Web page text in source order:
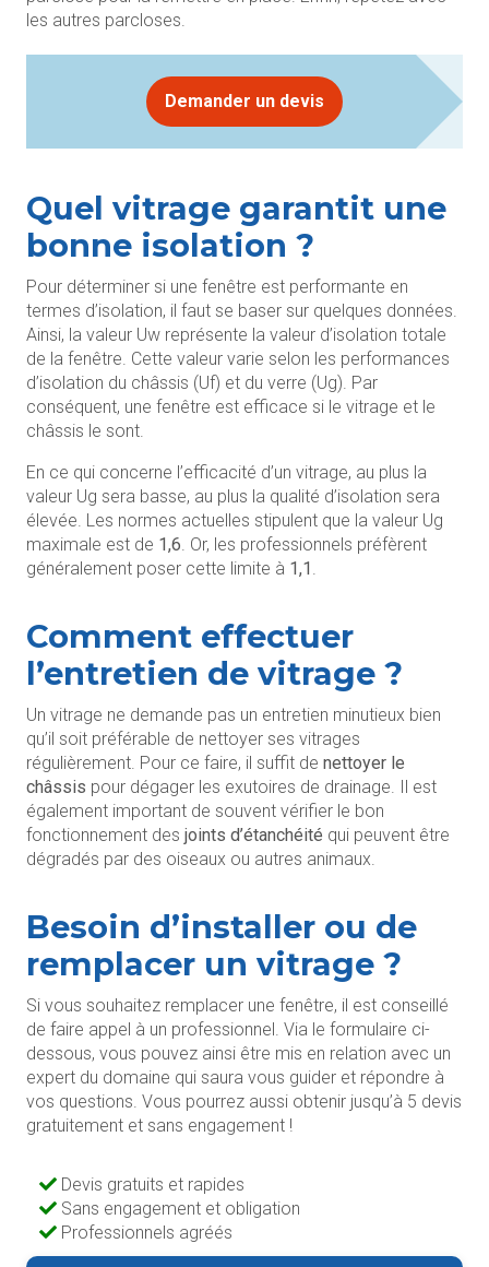
les autres parcloses.
Demander un devis
Quel vitrage garantit une
bonne isolation ?
Pour déterminer si une fenêtre est performante en
termes d’isolation, il faut se baser sur quelques données.
Ainsi, la valeur Uw représente la valeur d’isolation totale
de la fenêtre. Cette valeur varie selon les performances
d’isolation du châssis (Uf) et du verre (Ug). Par
conséquent, une fenêtre est efficace si le vitrage et le
châssis le sont.
En ce qui concerne l’efficacité d’un vitrage, au plus la
valeur Ug sera basse, au plus la qualité d’isolation sera
élevée. Les normes actuelles stipulent que la valeur Ug
maximale est de 1,6 . Or, les professionnels préfèrent
généralement poser cette limite à 1,1
Comment effectuer
l’entretien de vitrage ?
Un vitrage ne demande pas un entretien minutieux bien
qu’il soit préférable de nettoyer ses vitrages
régulièrement. Pour ce faire, il suffit de nettoyer le
châssis pour dégager les exutoires de drainage. Il est
également important de souvent vérifier le bon
fonctionnement des joints d’étanchéité qui peuvent être
dégradés par des oiseaux ou autres animaux.
Besoin d’installer ou de
remplacer un vitrage ?
Si vous souhaitez remplacer une fenêtre, il est conseillé
de faire appel à un professionnel. Via le formulaire ci-
dessous, vous pouvez ainsi être mis en relation avec un
expert du domaine qui saura vous guider et répondre à
vos questions. Vous pourrez aussi obtenir jusqu’à 5 devis
gratuitement et sans engagement !
Devis gratuits et rapides
Sans engagement et obligation
Professionnels agréés